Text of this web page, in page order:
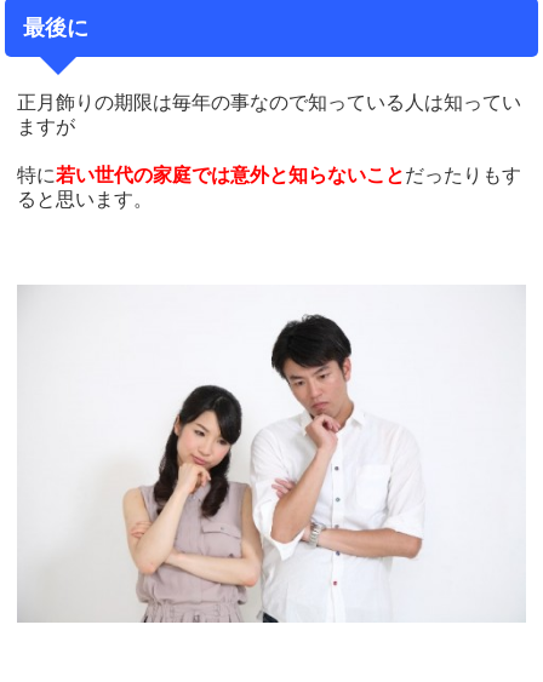
最後に
正月飾りの期限は毎年の事なので知っている人は知ってい
ますが
特に若い世代の家庭では意外と知らないことだったりもす
ると思います。